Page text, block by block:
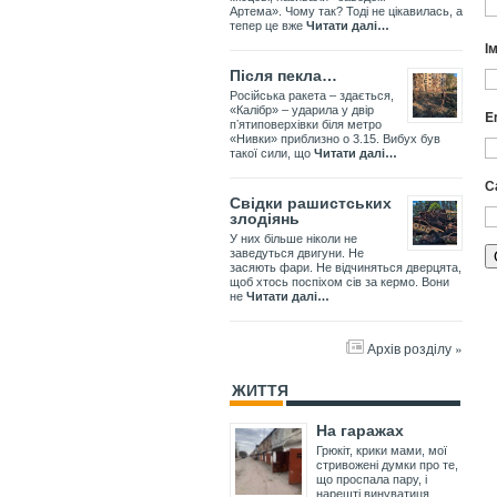
Артема». Чому так? Тоді не цікавилась, а
тепер це вже Читати далі…
Після пекла…
Російська ракета – здається,
«Калібр» – ударила у двір
пʼятиповерхівки біля метро
«Нивки» приблизно о 3.15. Вибух був
такої сили, що Читати далі…
Свідки рашистських
злодіянь
У них більше ніколи не
заведуться двигуни. Не
засяють фари. Не відчиняться дверцята,
щоб хтось поспіхом сів за кермо. Вони
не Читати далі…
Архів розділу »
ЖИТТЯ
На гаражах
Грюкіт, крики мами, мої
стривожені думки про те,
що проспала пару, і
нарешті винуватиця